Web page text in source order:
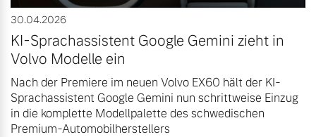
30.04.2026
KI-Sprachassistent Google Gemini zieht in
Volvo Modelle ein
Nach der Premiere im neuen Volvo EX60 hält der KI-
Sprachassistent Google Gemini nun schrittweise Einzug
in die komplette Modellpalette des schwedischen
Premium-Automobilherstellers